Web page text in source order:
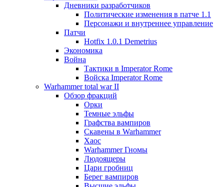
Дневники разработчиков
Политические изменения в патче 1.1
Персонажи и внутреннее управление
Патчи
Hotfix 1.0.1 Demetrius
Экономика
Война
Тактики в Imperator Rome
Войска Imperator Rome
Warhammer total war II
Обзор фракций
Орки
Темные эльфы
Графства вампиров
Cкавены в Warhammer
Хаос
Warhammer Гномы
Людоящеры
Цари гробниц
Берег вампиров